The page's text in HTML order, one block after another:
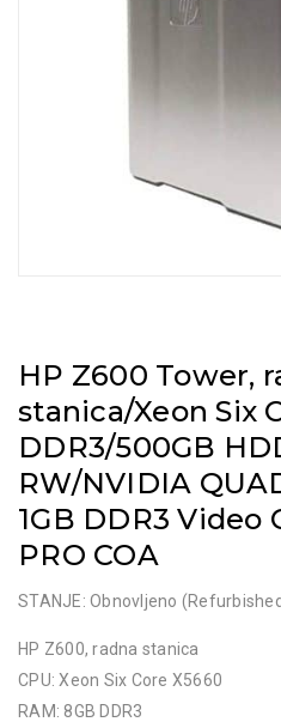
HP Z600 Tower,
stanica/Xeon Six
DDR3/500GB
RW/NVIDIA
1GB DDR3
PRO COA
STANJE: Obnovljeno
HP Z600, radna stanica
CPU: Xeon Six Core X5660
RAM: 8GB DDR3